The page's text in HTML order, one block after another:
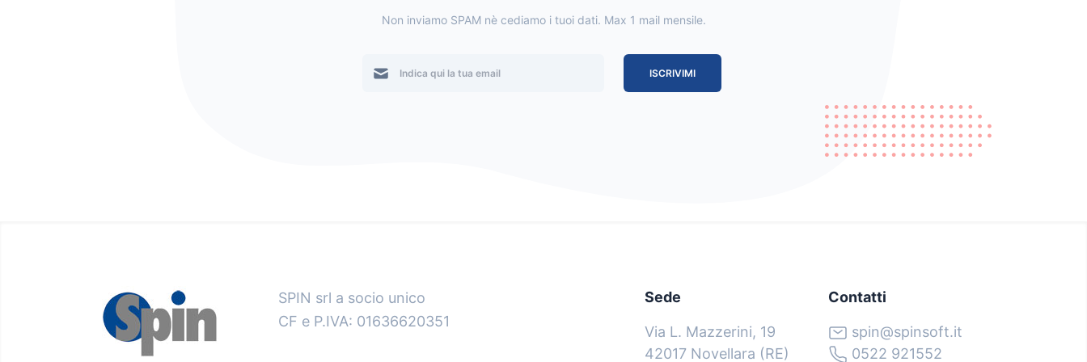
Non inviamo SPAM nè cediamo i tuoi dati. Max 1 mail mensile.
ISCRIVIMI
SPIN srl a socio unico
CF e P.IVA: 01636620351
Sede
Via L. Mazzerini, 19
42017 Novellara (RE)
Contatti
spin@spinsoft.it
0522 921552